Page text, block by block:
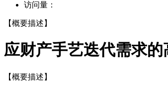
访问量：
【概要描述】
应财产手艺迭代需求
【概要描述】